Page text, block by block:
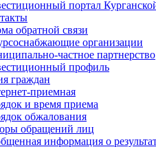
портал
обратной связи
организации
частное партнерство
профиль
граждан
приемная
и время приема
обжалования
обращений лиц
информация о